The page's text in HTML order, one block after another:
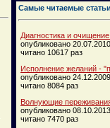
Самые читаемые
Диагностика и
опубликовано 20.07.2010
читано 10617 раз
Исполнение желаний -
опубликовано 24.12.2009
читано 8084 раз
Волнующие
опубликовано 08.10.2013
читано 7470 раз